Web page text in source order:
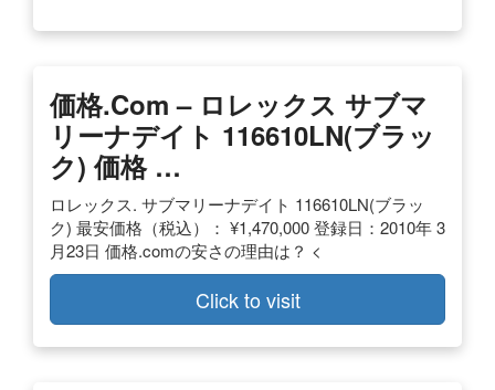
価格.com – ロレックス サブマ
リーナデイト 116610LN(ブラッ
ク) 価格 …
ロレックス. サブマリーナデイト 116610LN(ブラッ
ク) 最安価格（税込）： ¥1,470,000 登録日：2010年 3
月23日 価格.comの安さの理由は？ <
Click to visit